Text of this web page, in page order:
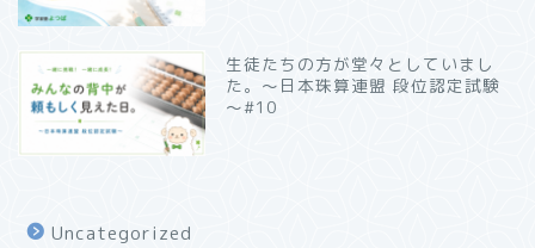
生徒たちの方が堂々としていまし
た。～日本珠算連盟 段位認定試験
～#10
Uncategorized